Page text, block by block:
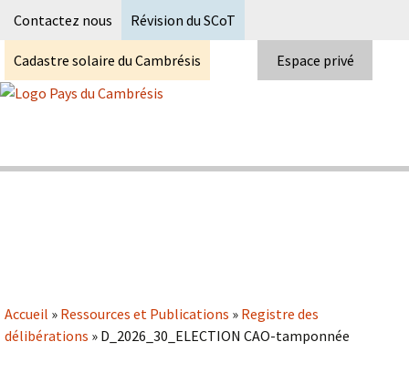
Contactez nous Révision du SCoT
Cadastre solaire du Cambrésis Espace privé
Accueil » Ressources et Publications » Registre des
délibérations » D_2026_30_ELECTION CAO-tamponnée